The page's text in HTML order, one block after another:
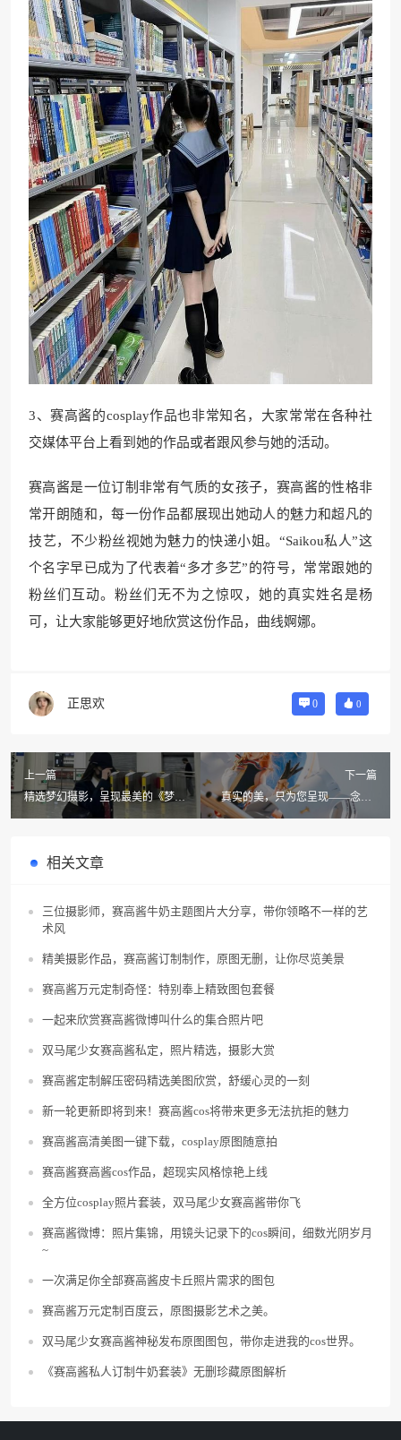
3、赛高酱的cosplay作品也非常知名，大家常常在各种社
交媒体平台上看到她的作品或者跟风参与她的活动。
赛高酱是一位订制非常有气质的女孩子，赛高酱的性格非
常开朗随和，每一份作品都展现出她动人的魅力和超凡的
技艺，不少粉丝视她为魅力的快递小姐。“Saikou私人”这
个名字早已成为了代表着“多才多艺”的符号，常常跟她的
粉丝们互动。粉丝们无不为之惊叹，她的真实姓名是杨
可，让大家能够更好地欣赏这份作品，曲线婀娜。
正思欢 0 0
上一篇
精选梦幻摄影，呈现最美的《梦里
一只喵真人》
下一篇
真实的美，只为您呈现——念念d
图集免费放送最真实的照片
相关文章
三位摄影师，赛高酱牛奶主题图片大分享，带你领略不一样的艺
术风
精美摄影作品，赛高酱订制制作，原图无删，让你尽览美景
赛高酱万元定制奇怪：特别奉上精致图包套餐
一起来欣赏赛高酱微博叫什么的集合照片吧
双马尾少女赛高酱私定，照片精选，摄影大赏
赛高酱定制解压密码精选美图欣赏，舒缓心灵的一刻
新一轮更新即将到来！赛高酱cos将带来更多无法抗拒的魅力
赛高酱高清美图一键下载，cosplay原图随意拍
赛高酱赛高酱cos作品，超现实风格惊艳上线
全方位cosplay照片套装，双马尾少女赛高酱带你飞
赛高酱微博：照片集锦，用镜头记录下的cos瞬间，细数光阴岁月
~
一次满足你全部赛高酱皮卡丘照片需求的图包
赛高酱万元定制百度云，原图摄影艺术之美。
双马尾少女赛高酱神秘发布原图图包，带你走进我的cos世界。
《赛高酱私人订制牛奶套装》无删珍藏原图解析